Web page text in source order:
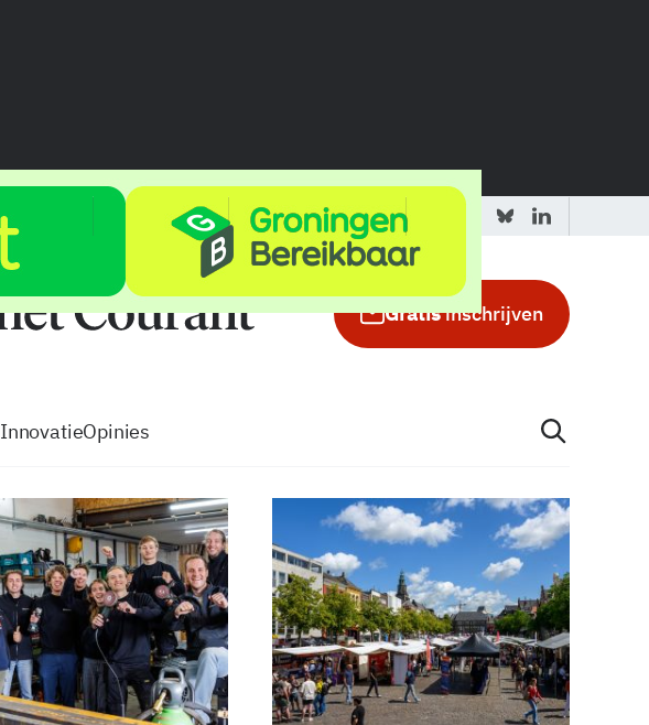
Tip de redactie Adverteren in de GIC
Gratisinschrijven
InnovatieOpinies